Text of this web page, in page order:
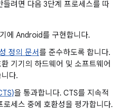
려면 다음 3단계 프로세스를 따
에 Android를 구현합니다.
정의 문서를 준수하도록 합니다.
기기의 하드웨어 및 소프트웨어
다.
을 통과합니다. CTS를 지속적
세스 중에 호환성을 평가합니다.